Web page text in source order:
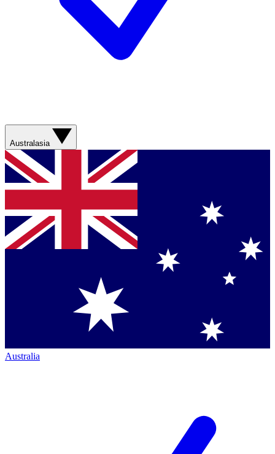
Australasia
Australia